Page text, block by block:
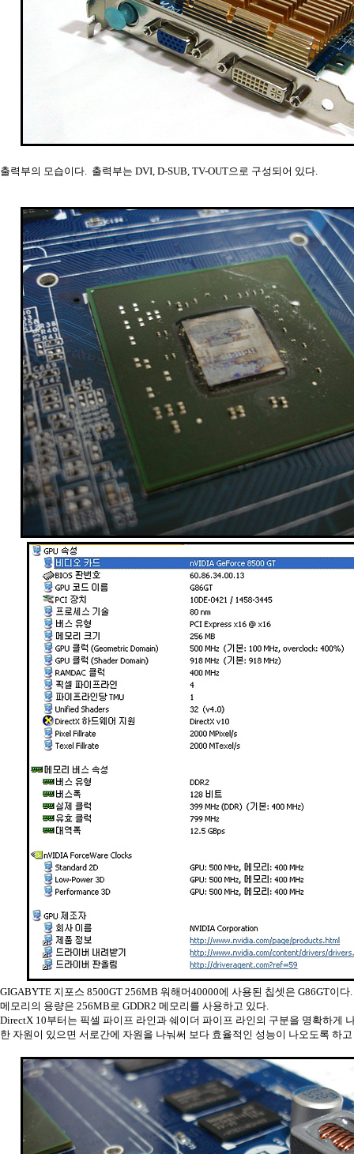
출력부의 모습이다. 출력부는 DVI, D-SUB, TV-OUT으로 구성되어 있다.
GIGABYTE 지포스 8500GT 256MB 워해머40000에 사용된 칩셋은 G86GT이다.
메모리의 용량은 256MB로 GDDR2 메모리를 사용하고 있다.
DirectX 10부터는 픽셀 파이프 라인과 쉐이더 파이프 라인의 구분을 명확하게
한 자원이 있으면 서로간에 자원을 나눠써 보다 효율적인 성능이 나오도록 하